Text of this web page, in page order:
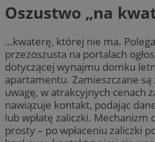
Oszustwo „na
…kwaterę, której nie ma.
przezoszusta na portalach
dotyczącej wynajmu domku
apartamentu. Zamieszczane są
uwagę, w atrakcyjnych cenach
nawiązuje kontakt, podając
lub wpłatę zaliczki. Mechanizm
prosty – po wpłaceniu zaliczki